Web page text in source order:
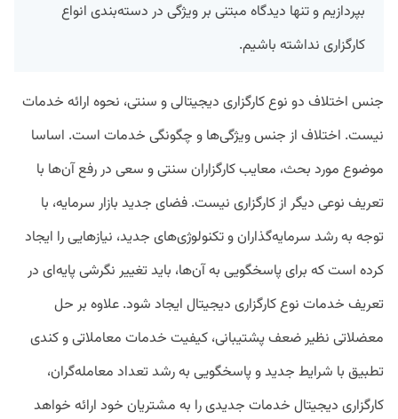
بپردازیم و تنها دیدگاه مبتنی بر ویژگی در دسته‌بندی انواع
کارگزاری نداشته باشیم.
جنس اختلاف دو نوع کارگزاری دیجیتالی و سنتی، نحوه ارائه خدمات
نیست. اختلاف از جنس ویژگی‌ها و چگونگی خدمات است. اساسا
موضوع مورد بحث، معایب کارگزاران سنتی و سعی در رفع آن‌ها با
تعریف نوعی دیگر از کارگزاری نیست. فضای جدید بازار سرمایه، با
توجه به رشد سرمایه‌گذاران و تکنولوژی‌های جدید، نیازهایی را ایجاد
کرده است که برای پاسخگویی به آن‌ها، باید تغییر نگرشی پایه‌ای در
تعریف خدمات نوع کارگزاری دیجیتال ایجاد شود. علاوه بر حل
معضلاتی نظیر ضعف پشتیبانی، کیفیت خدمات معاملاتی و کندی
تطبیق با شرایط جدید و پاسخگویی به رشد تعداد معامله‌گران،
کارگزاری دیجیتال خدمات جدیدی را به مشتریان خود ارائه خواهد